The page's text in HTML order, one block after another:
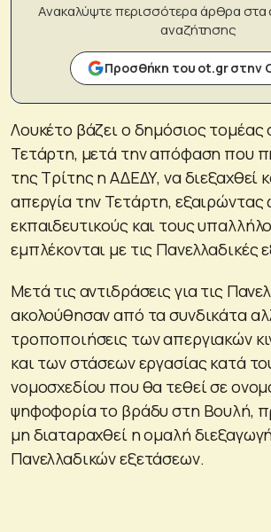
Ανακαλύψτε περισσότερα άρθρα στα
αναζήτησης
Προσθήκη του ot.gr στην
Λουκέτο βάζει ο δημόσιος τομέας
Τετάρτη, μετά την απόφαση που
της Τρίτης η ΑΔΕΔΥ, να διεξαχθεί
απεργία την Τετάρτη,
εκπαιδευτικούς και τους
εμπλέκονται με τις Πανελλαδικές
Μετά τις αντιδράσεις για τις
ακολούθησαν από τα συνδικάτα
τροποποιήσεις των απεργιακών
και των στάσεων εργασίας κατά
νομοσχεδίου που θα τεθεί σε
ψηφοφορία το βράδυ στη Βουλή,
μη διαταραχθεί η ομαλή
Πανελλαδικών εξετάσεων.